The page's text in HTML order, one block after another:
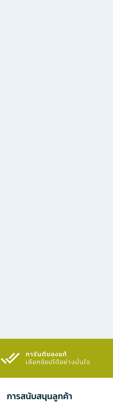
การันตีของแท้
เลือกช้อปได้อย่างมั่นใจ​
การสนับสนุนลูกค้า